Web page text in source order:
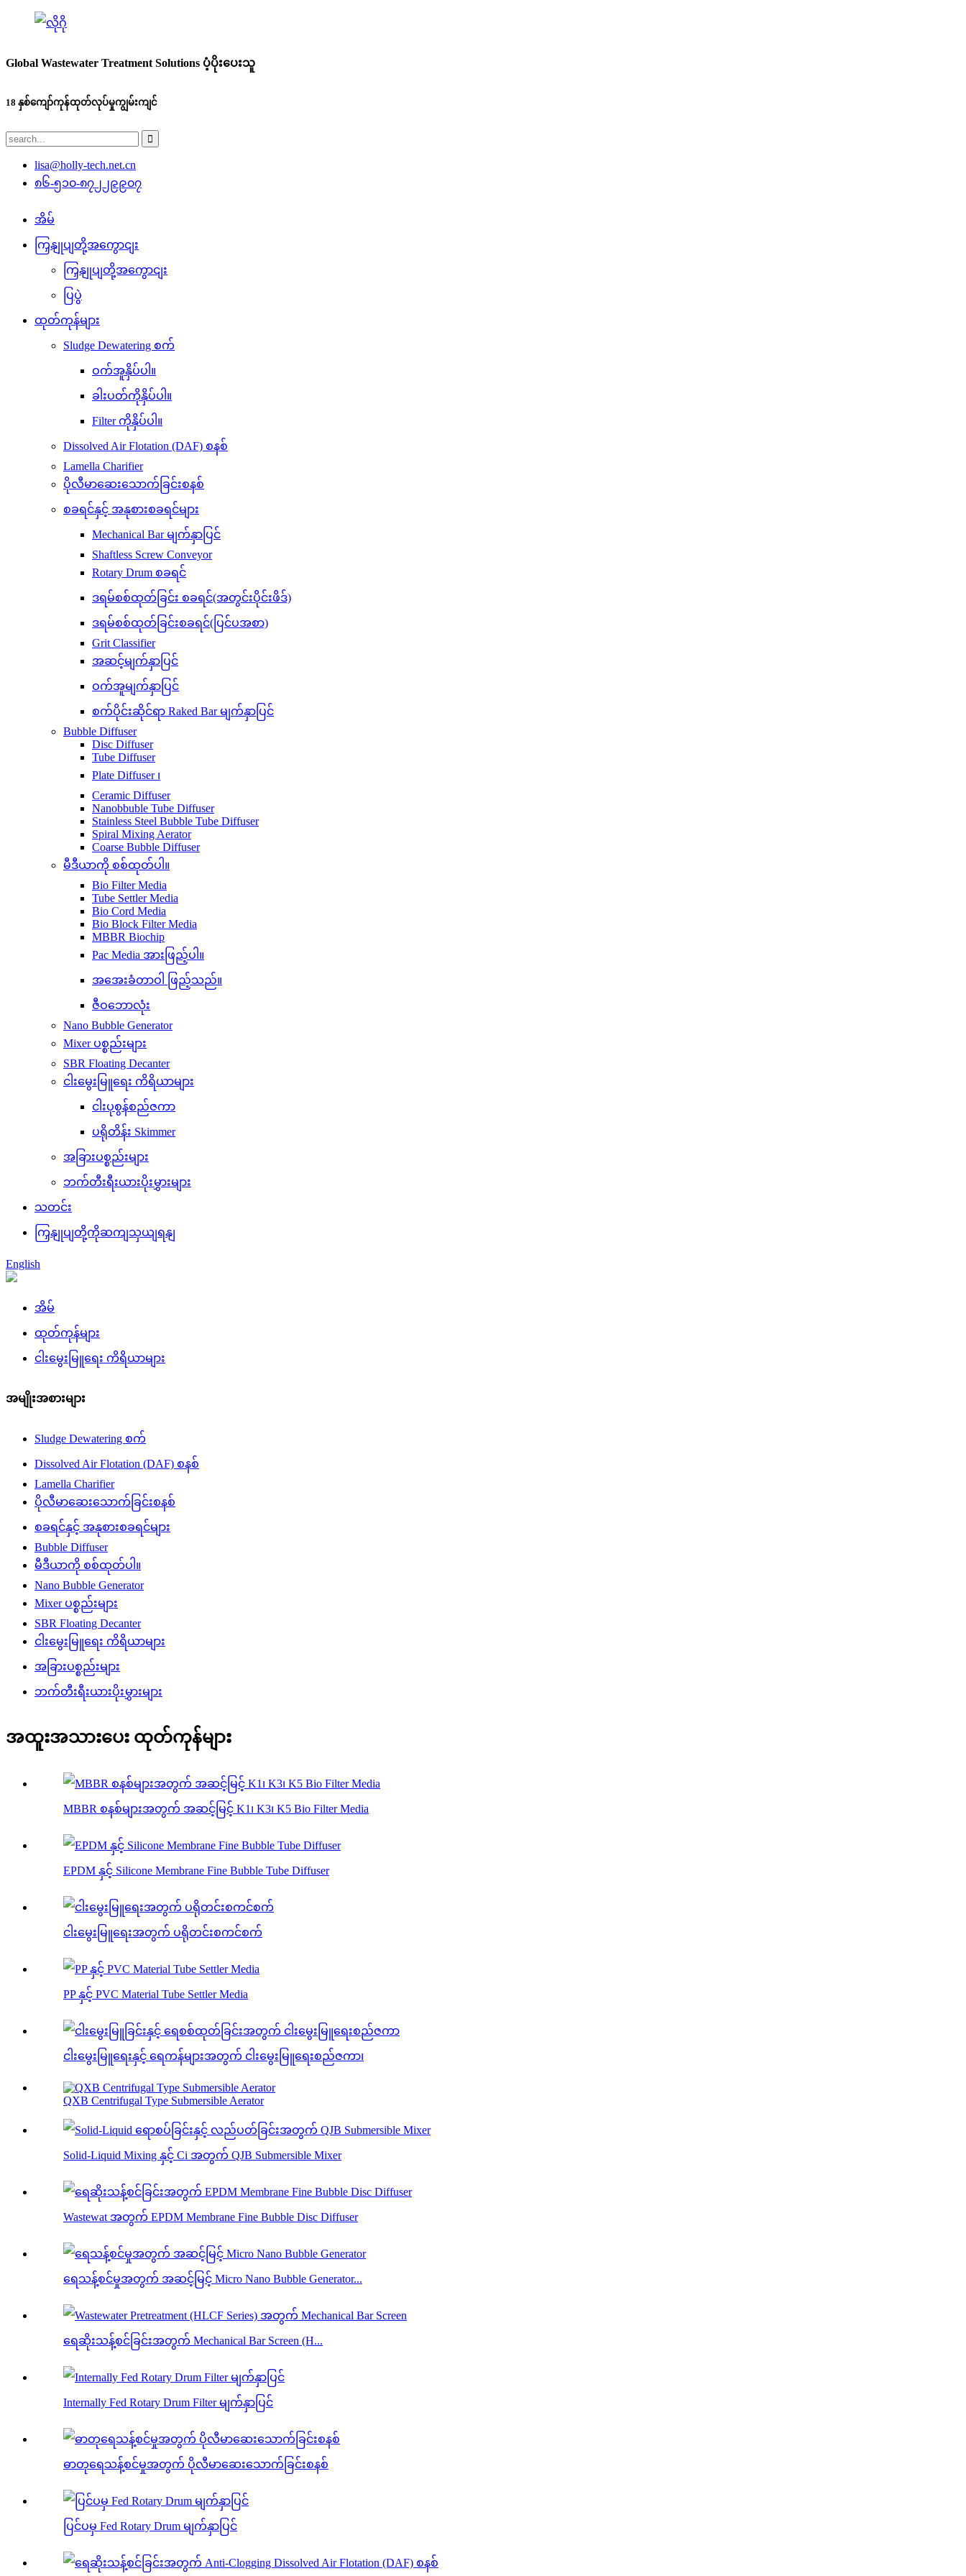
Global Wastewater Treatment Solutions ပံ့ပိုးပေးသူ
18 နှစ်ကျော်ကုန်ထုတ်လုပ်မှုကျွမ်းကျင်
lisa@holly-tech.net.cn
၈၆-၅၁၀-၈၇၂၂၉၉၀၇
အိမ်
ကြှနျုပျတို့အကွောငျး
ကြှနျုပျတို့အကွောငျး
ပြပွဲ
ထုတ်ကုန်များ
Sludge Dewatering စက်
ဝက်အူနှိပ်ပါ။
ခါးပတ်ကိုနှိပ်ပါ။
Filter ကိုနှိပ်ပါ။
Dissolved Air Flotation (DAF) စနစ်
Lamella Charifier
ပိုလီမာဆေးသောက်ခြင်းစနစ်
စခရင်နှင့် အနုစားစခရင်များ
Mechanical Bar မျက်နှာပြင်
Shaftless Screw Conveyor
Rotary Drum စခရင်
ဒရမ်စစ်ထုတ်ခြင်း စခရင်(အတွင်းပိုင်းဖိဒ်)
ဒရမ်စစ်ထုတ်ခြင်းစခရင်(ပြင်ပအစာ)
Grit Classifier
အဆင့်မျက်နှာပြင်
ဝက်အူမျက်နှာပြင်
စက်ပိုင်းဆိုင်ရာ Raked Bar မျက်နှာပြင်
Bubble Diffuser
Disc Diffuser
Tube Diffuser
Plate Diffuser ၊
Ceramic Diffuser
Nanobbuble Tube Diffuser
Stainless Steel Bubble Tube Diffuser
Spiral Mixing Aerator
Coarse Bubble Diffuser
မီဒီယာကို စစ်ထုတ်ပါ။
Bio Filter Media
Tube Settler Media
Bio Cord Media
Bio Block Filter Media
MBBR Biochip
Pac Media အားဖြည့်ပါ။
အအေးခံတာဝါ ဖြည့်သည်။
ဇီဝဘောလုံး
Nano Bubble Generator
Mixer ပစ္စည်းများ
SBR Floating Decanter
ငါးမွေးမြူရေး ကိရိယာများ
ငါးပုစွန်စည်ဇကာ
ပရိုတိန်း Skimmer
အခြားပစ္စည်းများ
ဘက်တီးရီးယားပိုးမွှားများ
သတင်း
ကြှနျုပျတို့ကိုဆကျသှယျရနျ
English
အိမ်
ထုတ်ကုန်များ
ငါးမွေးမြူရေး ကိရိယာများ
အမျိုးအစားများ
Sludge Dewatering စက်
Dissolved Air Flotation (DAF) စနစ်
Lamella Charifier
ပိုလီမာဆေးသောက်ခြင်းစနစ်
စခရင်နှင့် အနုစားစခရင်များ
Bubble Diffuser
မီဒီယာကို စစ်ထုတ်ပါ။
Nano Bubble Generator
Mixer ပစ္စည်းများ
SBR Floating Decanter
ငါးမွေးမြူရေး ကိရိယာများ
အခြားပစ္စည်းများ
ဘက်တီးရီးယားပိုးမွှားများ
အထူးအသားပေး ထုတ်ကုန်များ
MBBR စနစ်များအတွက် အဆင့်မြင့် K1၊ K3၊ K5 Bio Filter Media
EPDM နှင့် Silicone Membrane Fine Bubble Tube Diffuser
ငါးမွေးမြူရေးအတွက် ပရိုတင်းစကင်စက်
PP နှင့် PVC Material Tube Settler Media
ငါးမွေးမြူရေးနှင့် ရေကန်များအတွက် ငါးမွေးမြူရေးစည်ဇကာ၊
QXB Centrifugal Type Submersible Aerator
Solid-Liquid Mixing နှင့် Ci အတွက် QJB Submersible Mixer
Wastewat အတွက် EPDM Membrane Fine Bubble Disc Diffuser
ရေသန့်စင်မှုအတွက် အဆင့်မြင့် Micro Nano Bubble Generator...
ရေဆိုးသန့်စင်ခြင်းအတွက် Mechanical Bar Screen (H...
Internally Fed Rotary Drum Filter မျက်နှာပြင်
ဓာတုရေသန့်စင်မှုအတွက် ပိုလီမာဆေးသောက်ခြင်းစနစ်
ပြင်ပမှ Fed Rotary Drum မျက်နှာပြင်